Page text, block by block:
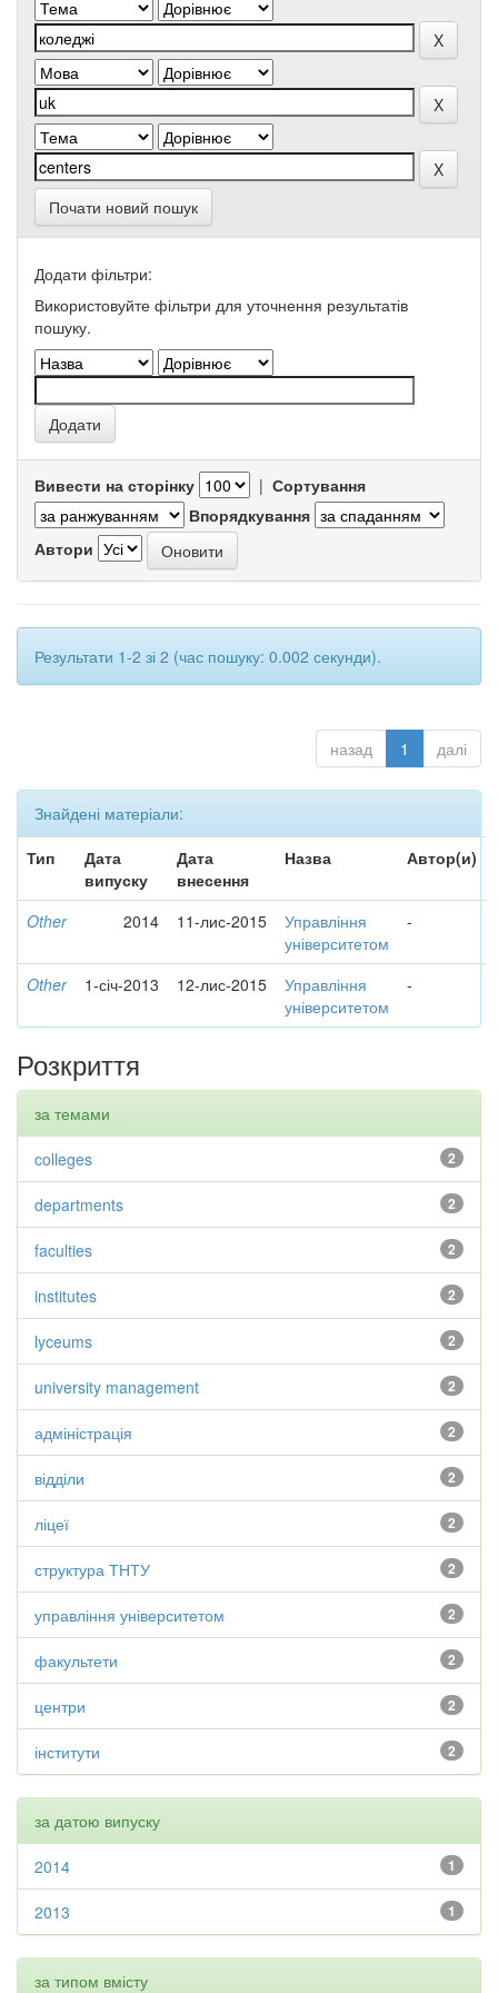
Почати новий пошук
Додати фільтри:
Використовуйте фільтри для уточнення результатів
пошуку.
Вивести на сторінку | Сортування
Впорядкування
Автори
Результати 1-2 зі 2 (час пошуку: 0.002 секунди).
назад 1 далі
Знайдені матеріали:
Тип
Дата
випуску
Дата
внесення
Назва Автор(и)
Other 2014 11-лис-2015
Управління
університетом
-
Other 1-січ-2013 12-лис-2015
Управління
університетом
-
Розкриття
за темами
2
colleges
2
departments
2
faculties
2
institutes
2
lyceums
2
university management
2
адміністрація
2
відділи
2
ліцеї
2
структура ТНТУ
2
управління університетом
2
факультети
2
центри
2
інститути
за датою випуску
1
2014
1
2013
за типом вмісту